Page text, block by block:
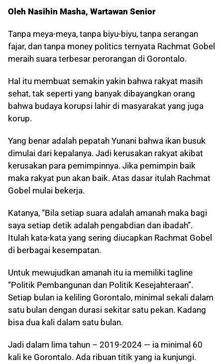
Oleh Nasihin Masha, Wartawan Senior
Tanpa meya-meya, tanpa biyu-biyu, tanpa serangan
fajar, dan tanpa money politics ternyata Rachmat Gobel
meraih suara terbesar perorangan di Gorontalo.
Hal itu membuat semakin yakin bahwa rakyat masih
sehat, tak seperti yang banyak dibayangkan orang
bahwa budaya korupsi lahir di masyarakat yang juga
korup.
Yang benar adalah pepatah Yunani bahwa ikan busuk
dimulai dari kepalanya. Jadi kerusakan rakyat akibat
kerusakan para pemimpinnya. Jika pemimpin baik
maka rakyat pun akan baik. Atas dasar itulah Rachmat
Gobel mulai bekerja.
Katanya, “Bila setiap suara adalah amanah maka bagi
saya setiap detik adalah pengabdian dan ibadah”.
Itulah kata-kata yang sering diucapkan Rachmat Gobel
di berbagai kesempatan.
Untuk mewujudkan amanah itu ia memiliki tagline
“Politik Pembangunan dan Politik Kesejahteraan”.
Setiap bulan ia keliling Gorontalo, minimal sekali dalam
satu bulan dengan durasi sekitar satu pekan. Kadang
bisa dua kali dalam satu bulan.
Jadi dalam lima tahun – 2019-2024 — ia minimal 60
kali ke Gorontalo. Ada ribuan titik yang ia kunjungi.